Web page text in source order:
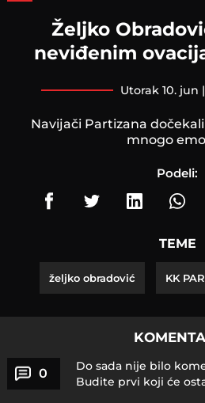
Željko
neviđenim
utorak 10. jun
Navijači Partizana
mnogo
Podeli:
TEME
željko obradović KK
0
Do sada nije bilo
Budite prvi koji će